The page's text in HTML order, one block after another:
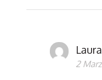
Laura
2